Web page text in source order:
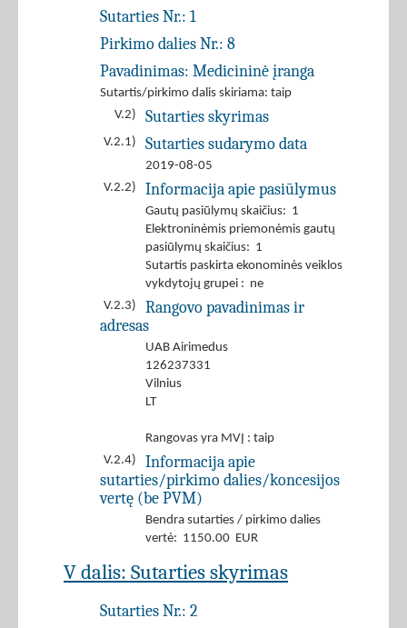
Sutarties Nr.: 1
Pirkimo dalies Nr.: 8
Pavadinimas: Medicininė įranga
Sutartis/pirkimo dalis skiriama: taip
V.2)
Sutarties skyrimas
V.2.1) Sutarties sudarymo data
2019-08-05
V.2.2)
Informacija apie pasiūlymus
Gautų pasiūlymų skaičius: 1
Elektroninėmis priemonėmis gautų
pasiūlymų skaičius: 1
Sutartis paskirta ekonominės veiklos
vykdytojų grupei : ne
V.2.3)
Rangovo pavadinimas ir
adresas
UAB Airimedus
126237331
Vilnius
LT
Rangovas yra MVĮ : taip
V.2.4)
Informacija apie
sutarties/pirkimo dalies/koncesijos
vertę (be PVM)
Bendra sutarties / pirkimo dalies
vertė: 1150.00 EUR
V dalis: Sutarties skyrimas
Sutarties Nr.: 2